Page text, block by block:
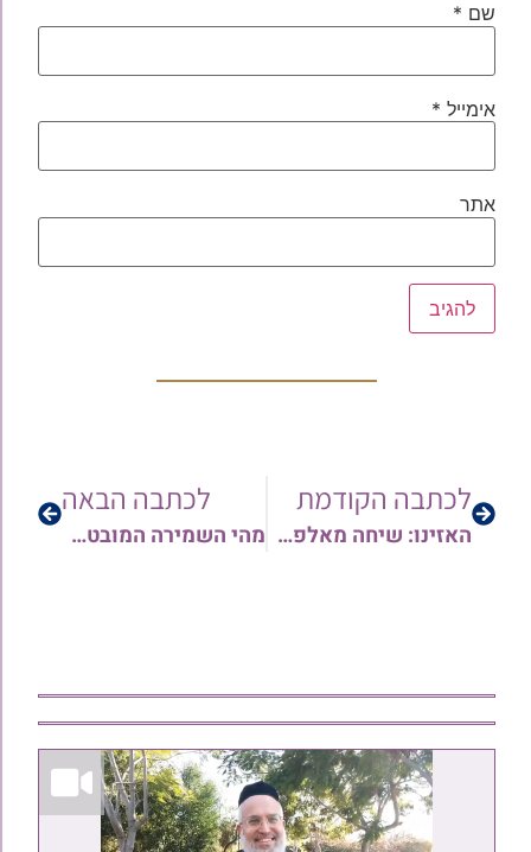
שם *
אימייל *
אתר
לכתבה הקודמת
האזינו: שיחה מאלפת מפי הגאון הגדול רבי אברהם אריה שליט"א לימי בין הזמנים בצל התקופה | במסגרת רשת שיעורי התורה הארצית לק"ק תימן
לכתבה הבאה
מהי השמירה המובטחת בפרשת עקב – מאת הגאון הרב אורן צדוק שליט"א • צפו